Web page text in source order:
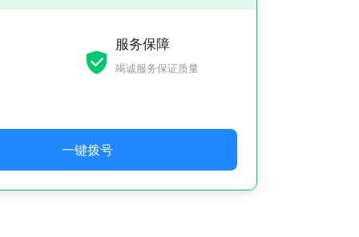
服务保障
竭诚服务保证质量
一键拨号